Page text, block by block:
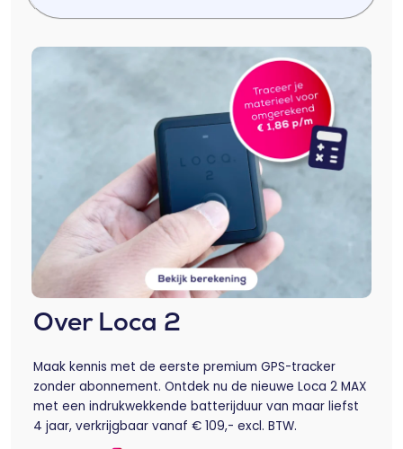
Over Loca 2
Maak kennis met de eerste premium GPS-tracker
zonder abonnement. Ontdek nu de nieuwe Loca 2 MAX
met een indrukwekkende batterijduur van maar liefst
4 jaar, verkrijgbaar vanaf € 109,- excl. BTW.